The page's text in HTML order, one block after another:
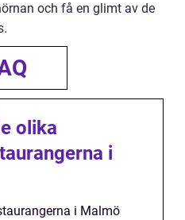
och få en glimt av de
olika
i
i Malmö